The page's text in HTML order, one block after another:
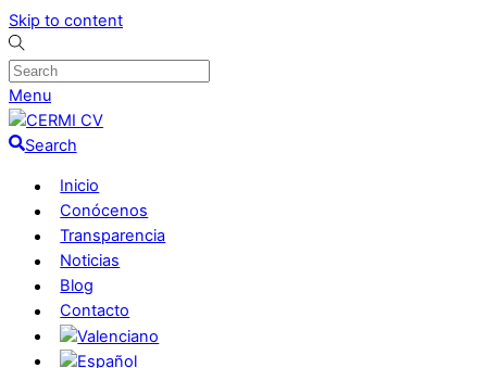
Skip to content
Menu
Search
Inicio
Conócenos
Transparencia
Noticias
Blog
Contacto